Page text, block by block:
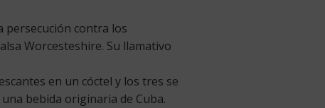
persecución contra los
Worcesteshire. Su llamativo
en un cóctel y los tres se
bebida originaria de Cuba.